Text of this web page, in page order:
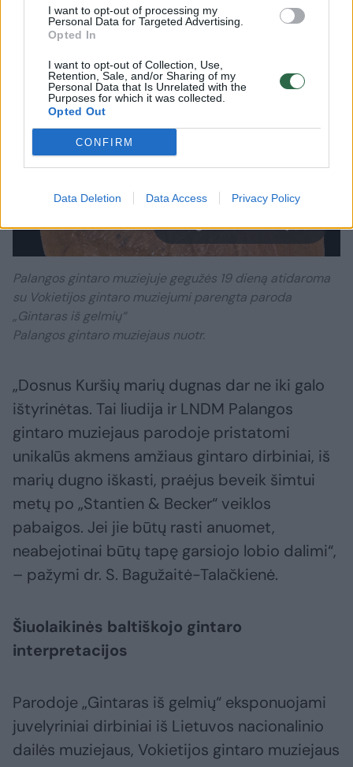
I want to opt-out of processing my
Personal Data for Targeted Advertising.
Opted In
I want to opt-out of Collection, Use,
Retention, Sale, and/or Sharing of my
Personal Data that Is Unrelated with the
Purposes for which it was collected.
Opted Out
CONFIRM
Data Deletion Data Access Privacy Policy
Daugiau nuotraukų (7)
Palangos gintaro muziejuje gegužės 19 dieną atidaroma
su Vokietijos gintaro muziejumi parengta paroda
„Gintaras iš gelmių“
Palangos gintaro muziejaus nuotr.
„Dosnus Kuršių marių dugnas dar ne iki galo
ištyrinėtas. Tai liudija ir LNDM Palangos
gintaro muziejaus parodoje pristatomi
unikalūs akmens amžiaus gintaro dirbiniai, iš
marių dugno iškasti, praėjus beveik šimtui
metų po „Stantien & Becker“ veiklos
pabaigos. Jei jie būtų rasti anuomet,
neabejotinai būtų tapę garsiojo lobio dalimi“,
– pažymi dr. S. Bagužaitė-Talačkienė.
Šiuolaikinės baltiškojo gintaro
interpretacijos
Parodoje „Gintaras iš gelmių“ eksponuojami
juvelyriniai dirbiniai iš Lietuvos nacionalinio
dailės muziejaus, Vokietijos gintaro muziejaus